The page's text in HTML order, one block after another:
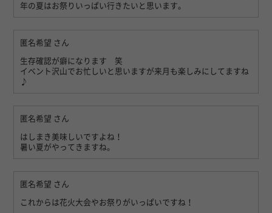
年の夏はお祭りいっぱい行きたいと思います。
匿名希望 さん
生存確認が癖になります 笑
イベント沢山でお忙しいと思いますが来月も楽しみにしてますね
♪
匿名希望 さん
はしまき美味しいですよね！
暑い夏がやってきますね。
匿名希望 さん
これからは花火大会やお祭りがいっぱいですね！